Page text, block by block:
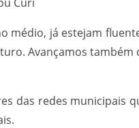
médio, já estejam
Avançamos também
das redes municipais